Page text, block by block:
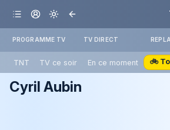
PROGRAMME TV TV DIRECT
TNT TV ce soir En ce moment 🚲
Cyril Aubin